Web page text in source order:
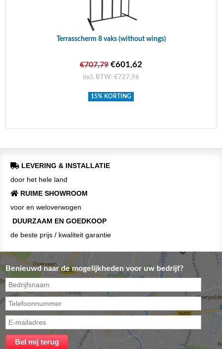
Terrasscherm 8 vaks (without wings)
€707,79 €601,62
Incl. BTW: €727,96
15% KORTING
LEVERING & INSTALLATIE
door het hele land
RUIME SHOWROOM
voor en weloverwogen
DUURZAAM EN GOEDKOOP
de beste prijs / kwaliteit garantie
Benieuwd naar de mogelijkheden voor uw bedrijf?